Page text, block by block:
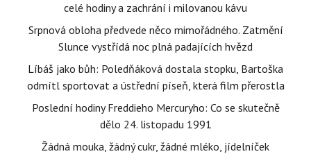
celé hodiny a zachrání i milovanou kávu
Srpnová obloha předvede něco mimořádného. Zatmění
Slunce vystřídá noc plná padajících hvězd
Líbáš jako bůh: Poledňáková dostala stopku, Bartoška
odmítl sportovat a ústřední píseň, která film přerostla
Poslední hodiny Freddieho Mercuryho: Co se skutečně
dělo 24. listopadu 1991
Žádná mouka, žádný cukr, žádné mléko, jídelníček